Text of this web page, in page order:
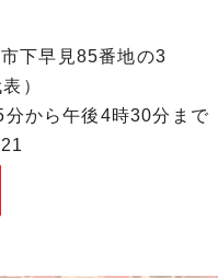
下早見85番地の3
）
から午後4時30分まで